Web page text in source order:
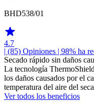
BHD538/01
4.7
| (85) Opiniones | 98% ha
Secado rápido sin daños
La tecnología
los daños causados por el
temperatura del aire del
Ver todos los beneficios